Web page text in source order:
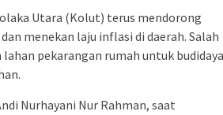
Utara (Kolut) terus mendorong
menekan laju inflasi di daerah. Salah
pekarangan rumah untuk budidaya
Nurhayani Nur Rahman, saat